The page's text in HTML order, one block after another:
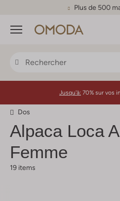
Plus de 500
Menu
Jusqu'à: 70% sur vos
Dos
Alpaca Loca
Femme
19 items